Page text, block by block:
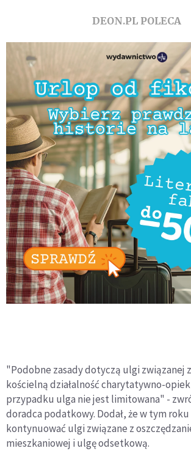
DEON.PL POLECA
"Podobne zasady dotyczą ulgi związanej
kościelną działalność charytatywno-
przypadku ulga nie jest limitowana" -
doradca podatkowy. Dodał, że w tym roku
kontynuować ulgi związane z
mieszkaniowej i ulgę odsetkową.